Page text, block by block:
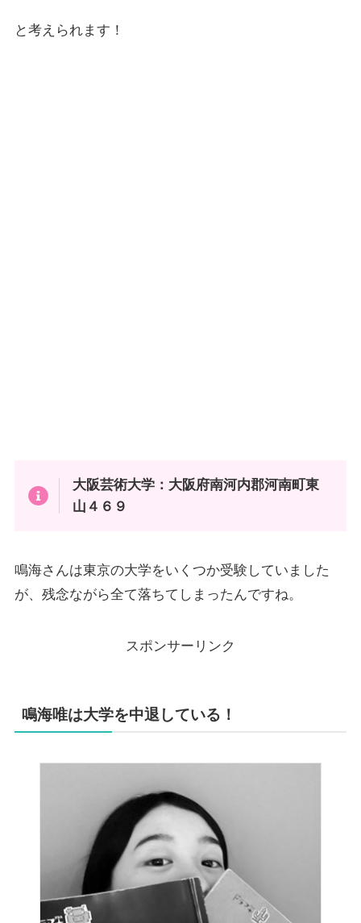
と考えられます！
大阪芸術大学：大阪府南河内郡河南町東
山４６９
鳴海さんは東京の大学をいくつか受験していました
が、残念ながら全て落ちてしまったんですね。
スポンサーリンク
鳴海唯は大学を中退している！